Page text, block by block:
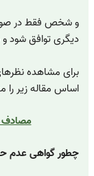
و شخص فقط در
دیگری توافق شود و
برای مشاهده
اساس مقاله زیر را
مصادف
چطور گواهی عدم